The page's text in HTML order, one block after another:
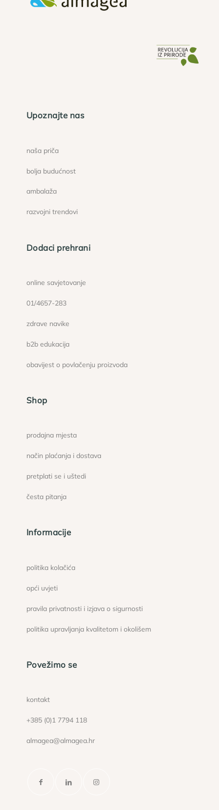
Upoznajte nas
naša priča
bolja budućnost
ambalaža
razvojni trendovi
Dodaci prehrani
online savjetovanje
01/4657-283
zdrave navike
b2b edukacija
obavijest o povlačenju proizvoda
Shop
prodajna mjesta
način plaćanja i dostava
pretplati se i uštedi
česta pitanja
Informacije
politika kolačića
opći uvjeti
pravila privatnosti i izjava o sigurnosti
politika upravljanja kvalitetom i okolišem
Povežimo se
kontakt
+385 (0)1 7794 118
almagea@almagea.hr